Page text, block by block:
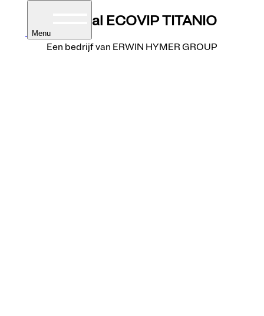
Menu
Integraal ECOVIP TITANIO
Een bedrijf van ERWIN HYMER GROUP